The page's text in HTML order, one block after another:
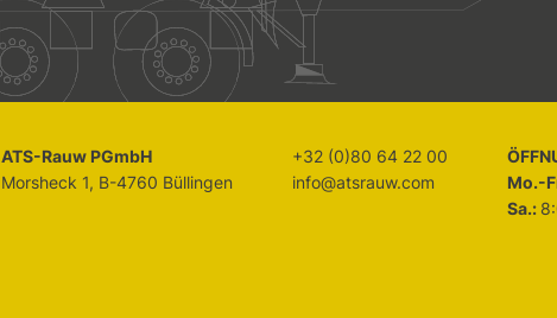
ATS-Rauw PGmbH
Morsheck 1, B-4760 Büllingen
+32 (0)80 64 22 00
info@atsrauw.com
Mo.-
Sa.: